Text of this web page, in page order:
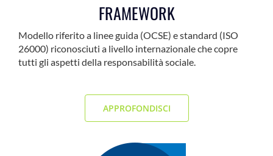
FRAMEWORK
Modello riferito a linee guida (OCSE) e standard (ISO
26000) riconosciuti a livello internazionale che copre
tutti gli aspetti della responsabilità sociale.
APPROFONDISCI